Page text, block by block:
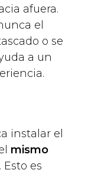
afuera.
el
o se
a un
instalar el
mismo
es